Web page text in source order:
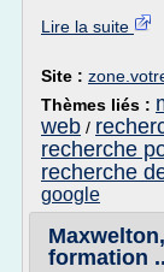
Lire la suite
Site :
Thèmes liés :
web /
recherche
recherche
google
formation